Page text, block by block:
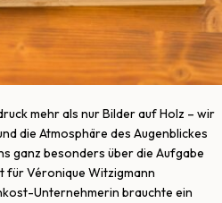
mehr als nur Bilder auf Holz – wir
die Atmosphäre des Augenblickes
ganz besonders über die Aufgabe
für Véronique Witzigmann
Unternehmerin brauchte ein